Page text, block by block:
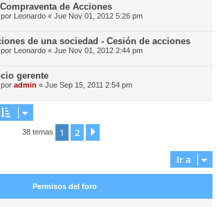
de Acciones
Leonardo « Jue Nov 01, 2012 5:26 pm
de una sociedad - Cesión de acciones
Leonardo « Jue Nov 01, 2012 2:44 pm
gerente
admin « Jue Sep 15, 2011 2:54 pm
38 temas 1 2
Ir a
Permisos del foro